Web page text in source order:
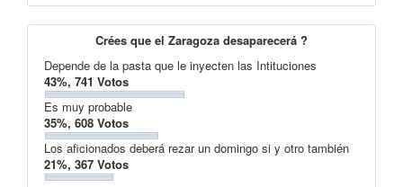
Crées que el Zaragoza desaparecerá ?
Depende de la pasta que le inyecten las Intituciones
43%, 741 Votos
Es muy probable
35%, 608 Votos
Los aficionados deberá rezar un domingo si y otro también
21%, 367 Votos